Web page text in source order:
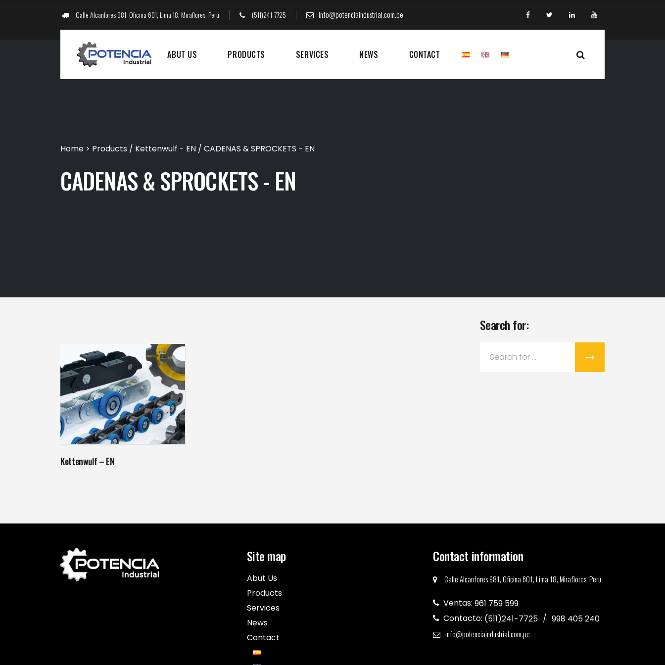
Calle Alcanfores 981, Oficina 601, Lima 18, Miraflores, Perú (511)241-7725 info@potenciaindustrial.com.pe
ABUT US PRODUCTS SERVICES NEWS CONTACT
Home > Products / Kettenwulf - EN / CADENAS & SPROCKETS - EN
CADENAS & SPROCKETS - EN
Kettenwulf – EN
Search for:
Site map
Abut Us
Products
Services
News
Contact
Contact information
Calle Alcanfores 981, Oficina 601, Lima 18, Miraflores, Perú
Ventas:961 759 599
Contacto: (511)241-7725 998 405 240
info@potenciaindustrial.com.pe